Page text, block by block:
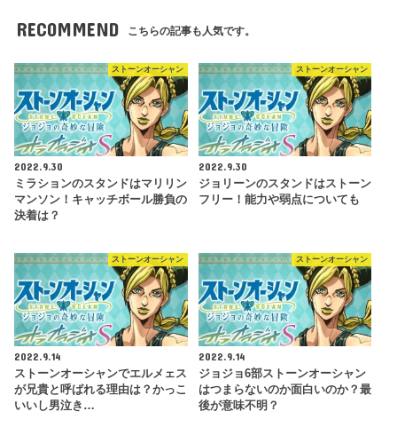
RECOMMEND こちらの記事も人気です。
ストーンオーシャン
2022.9.30
ミラションのスタンドはマリリン
マンソン！キャッチボール勝負の
決着は？
ストーンオーシャン
2022.9.30
ジョリーンのスタンドはストーン
フリー！能力や弱点についても
ストーンオーシャン
2022.9.14
ストーンオーシャンでエルメェス
が兄貴と呼ばれる理由は？かっこ
いいし男泣き…
ストーンオーシャン
2022.9.14
ジョジョ6部ストーンオーシャン
はつまらないのか面白いのか？最
後が意味不明？